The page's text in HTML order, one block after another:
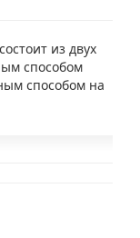
из двух
способом
способом на